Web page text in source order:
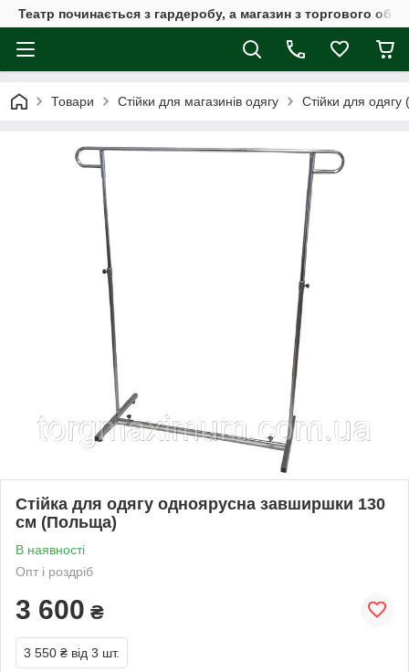
Театр починається з гардеробу, а магазин з торгового
Товари Стійки для магазинів одягу Стійки для
Стійка для одягу одноярусна завширшки 130
см (Польща)
В наявності
Опт і роздріб
3 600 ₴
3 550 ₴ від 3 шт.